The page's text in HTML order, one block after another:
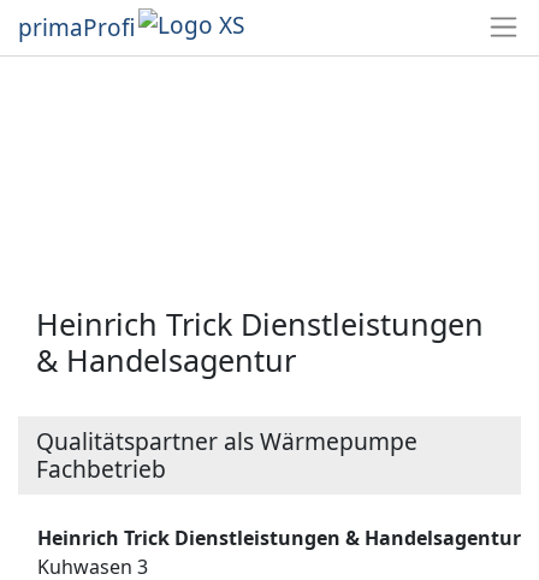
primaProfi
Heinrich Trick Dienstleistungen
& Handelsagentur
Qualitätspartner als Wärmepumpe
Fachbetrieb
Heinrich Trick Dienstleistungen & Handelsagentur
Kuhwasen 3